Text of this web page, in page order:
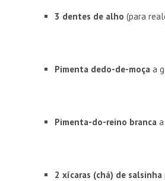
3 dentes de alho (para
Pimenta dedo-de-moça a
Pimenta-do-reino branca
2 xícaras (chá) de salsinha